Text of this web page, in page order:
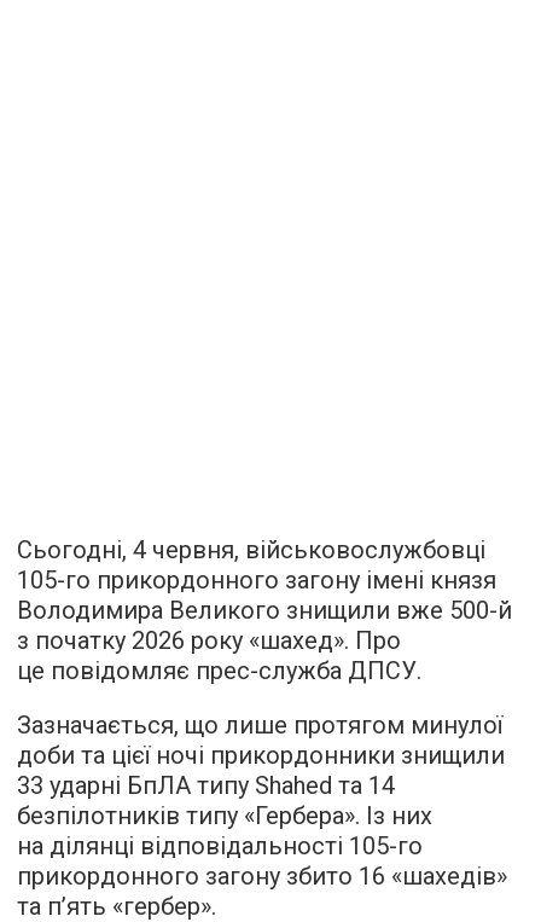
Сьогодні, 4 червня, військовослужбовці
105-го прикордонного загону імені князя
Володимира Великого знищили вже 500-й
з початку 2026 року «шахед». Про
це повідомляє прес-служба ДПСУ.
Зазначається, що лише протягом минулої
доби та цієї ночі прикордонники знищили
33 ударні БпЛА типу Shahed та 14
безпілотників типу «Гербера». Із них
на ділянці відповідальності 105-го
прикордонного загону збито 16 «шахедів»
та п’ять «гербер».